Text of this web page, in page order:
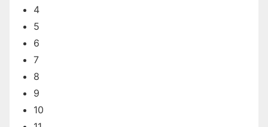
4
5
6
7
8
9
10